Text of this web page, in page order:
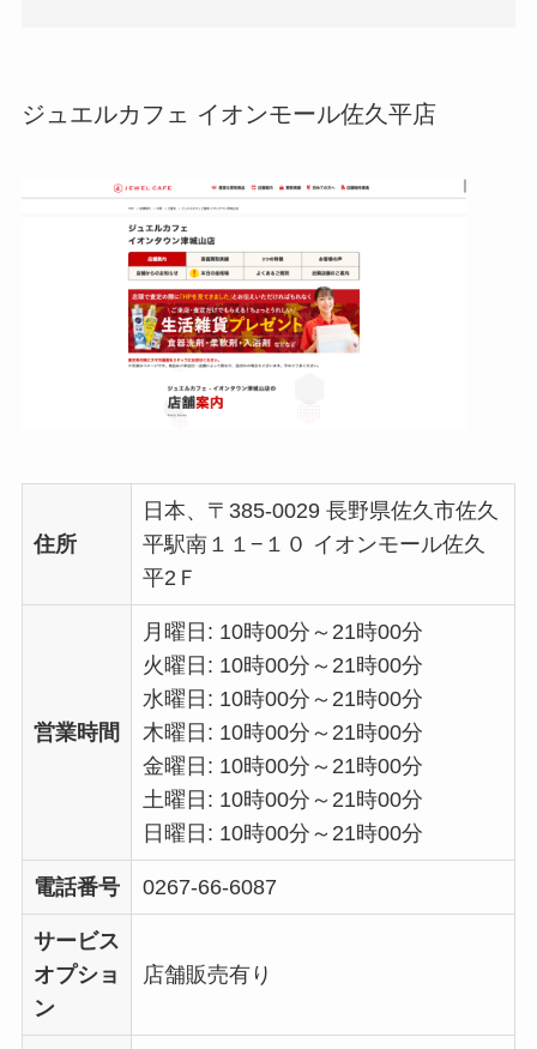
ジュエルカフェ イオンモール佐久平店
住所
日本、〒385-0029 長野県佐久市佐久
平駅南１１−１０ イオンモール佐久
平2Ｆ
営業時間
月曜日: 10時00分～21時00分
火曜日: 10時00分～21時00分
水曜日: 10時00分～21時00分
木曜日: 10時00分～21時00分
金曜日: 10時00分～21時00分
土曜日: 10時00分～21時00分
日曜日: 10時00分～21時00分
電話番号 0267-66-6087
サービス
オプショ
ン
店舗販売有り